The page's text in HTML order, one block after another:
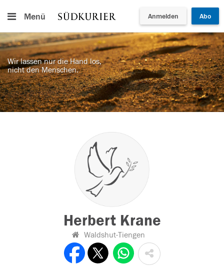
Menü Anmelden Abo
Wir lassen nur die Hand los,
nicht den Menschen.
Herbert Krane
Waldshut-Tiengen